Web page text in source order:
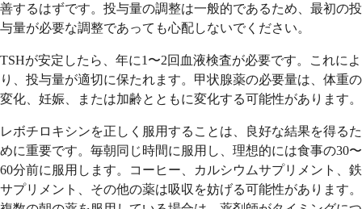
善するはずです。投与量の調整は一般的であるため、最初の投
与量が必要な調整であっても心配しないでください。
TSHが安定したら、年に1〜2回血液検査が必要です。これによ
り、投与量が適切に保たれます。甲状腺薬の必要量は、体重の
変化、妊娠、または加齢とともに変化する可能性があります。
レボチロキシンを正しく服用することは、良好な結果を得るた
めに重要です。毎朝同じ時間に服用し、理想的には食事の30〜
60分前に服用します。コーヒー、カルシウムサプリメント、鉄
サプリメント、その他の薬は吸収を妨げる可能性があります。